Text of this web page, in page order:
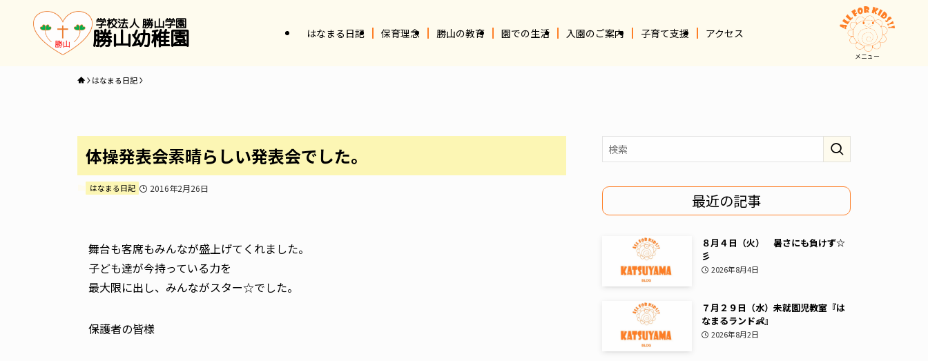
学校法人 勝山学園
勝山幼稚園 はなまる日記 保育理念 勝山の教育 園での生活 入園のご案内 子育て支援 アクセス
メニュー
はなまる日記
体操発表会素晴らしい発表会でした。
はなまる日記 2016年2月26日
舞台も客席もみんなが盛上げてくれました。
子ども達が今持っている力を
最大限に出し、みんながスター☆でした。
保護者の皆様
最近の記事
８月４日（火） 暑さにも負けず☆
彡
2026年8月4日
７月２９日（水）未就園児教室『は
なまるランド👶』
2026年8月2日